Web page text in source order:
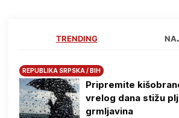
TRENDING
REPUBLIKA SRPSKA / BIH
Pripremite
vrelog dana stižu
grmljavina